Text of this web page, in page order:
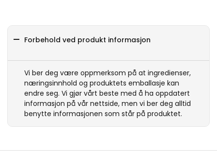
Forbehold ved produkt informasjon
Vi ber deg være oppmerksom på at ingredienser,
næringsinnhold og produktets emballasje kan
endre seg. Vi gjør vårt beste med å ha oppdatert
informasjon på vår nettside, men vi ber deg alltid
benytte informasjonen som står på produktet.